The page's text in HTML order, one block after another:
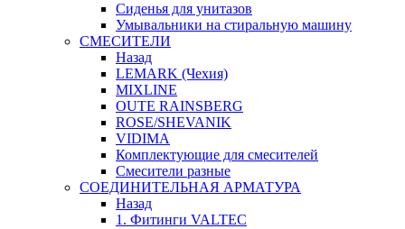
Сиденья для унитазов
Умывальники на стиральную машину
СМЕСИТЕЛИ
Назад
LEMARK (Чехия)
MIXLINE
OUTE RAINSBERG
ROSE/SHEVANIK
VIDIMA
Комплектующие для смесителей
Смесители разные
СОЕДИНИТЕЛЬНАЯ АРМАТУРА
Назад
1. Фитинги VALTEC